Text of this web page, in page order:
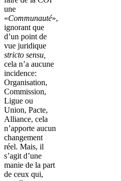
une
«Communauté»,
ignorant que
d’un point de
vue juridique
stricto sensu,
cela n’a aucune
incidence:
Organisation,
Commission,
Ligue ou
Union, Pacte,
Alliance, cela
n’apporte aucun
changement
réel. Mais, il
s’agit d’une
manie de la part
de ceux qui,